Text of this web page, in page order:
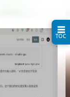
☰
TOC